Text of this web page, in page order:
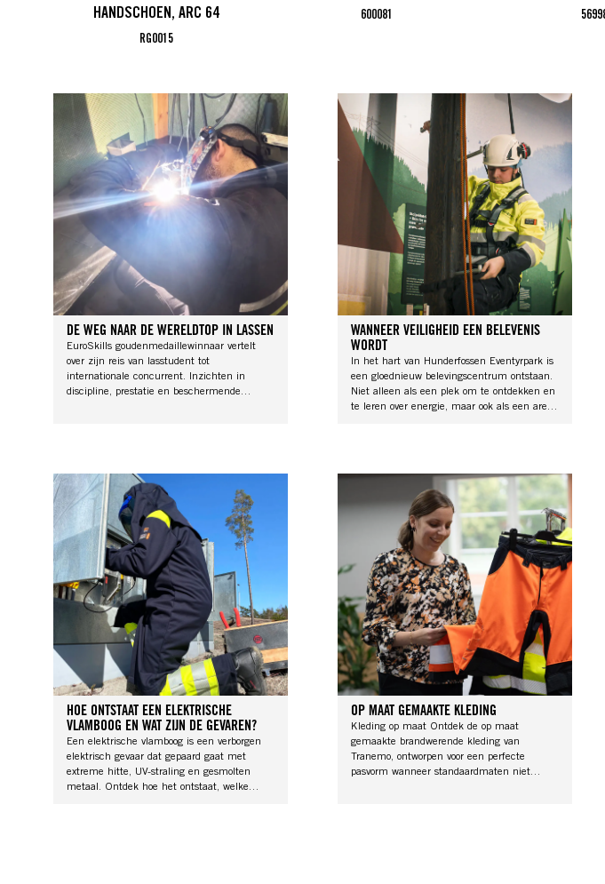
HANDSCHOEN, ARC 64
RG0015
600081
DE WEG NAAR DE WERELDTOP IN LASSEN
EuroSkills goudenmedaillewinnaar vertelt
over zijn reis van lasstudent tot
internationale concurrent. Inzichten in
discipline, prestatie en beschermende
WANNEER VEILIGHEID EEN BELEVENIS
WORDT
In het hart van Hunderfossen Eventyrpark is
een gloednieuw belevingscentrum ontstaan.
Niet alleen als een plek om te ontdekken en
te leren over energie, maar ook als een arena
HOE ONTSTAAT EEN ELEKTRISCHE
VLAMBOOG EN WAT ZIJN DE GEVAREN?
Een elektrische vlamboog is een verborgen
elektrisch gevaar dat gepaard gaat met
extreme hitte, UV-straling en gesmolten
metaal. Ontdek hoe het ontstaat, welke
OP MAAT GEMAAKTE KLEDING
Kleding op maat Ontdek de op maat
gemaakte brandwerende kleding van
Tranemo, ontworpen voor een perfecte
pasvorm wanneer standaardmaten niet